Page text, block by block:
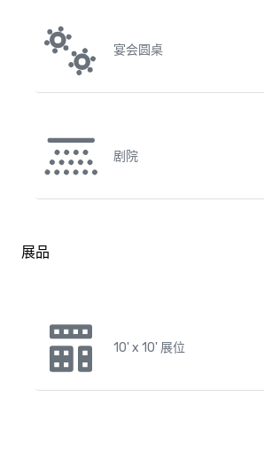
宴会圆桌
剧院
展品
10' x 10' 展位